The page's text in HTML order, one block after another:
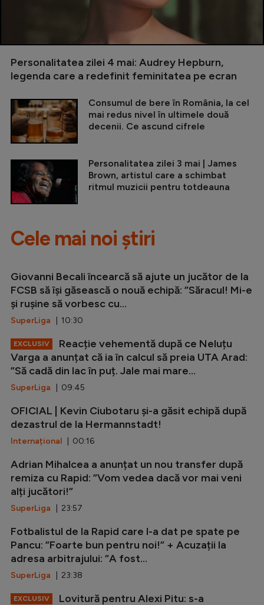
Personalitatea zilei 4 mai: Audrey Hepburn,
legenda care a redefinit feminitatea pe ecran
Consumul de bere în România, la cel
mai redus nivel în ultimele două
decenii. Ce ascund cifrele
Personalitatea zilei 3 mai | James
Brown, artistul care a schimbat
ritmul muzicii pentru totdeauna
Cele mai noi știri
Giovanni Becali încearcă să ajute un jucător de la
FCSB să își găsească o nouă echipă: ”Săracul! Mi-e
și rușine să vorbesc cu...
SuperLiga | 10:30
EXCLUSIV
Reacție vehementă după ce Neluțu
Varga a anunțat că ia în calcul să preia UTA Arad:
”Să cadă din lac în puț. Jale mai mare...
SuperLiga | 09:45
OFICIAL | Kevin Ciubotaru și-a găsit echipă după
dezastrul de la Hermannstadt!
Internațional | 00:16
Adrian Mihalcea a anunțat un nou transfer după
remiza cu Rapid: ”Vom vedea dacă vor mai veni
alți jucători!”
SuperLiga | 23:57
Fotbalistul de la Rapid care l-a dat pe spate pe
Pancu: ”Foarte bun pentru noi!” + Acuzații la
adresa arbitrajului: ”A fost...
SuperLiga | 23:38
EXCLUSIV
Lovitură pentru Alexi Pitu: s-a